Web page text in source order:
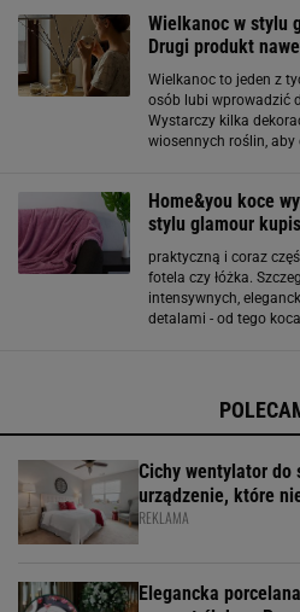
Wielkanoc w stylu
Drugi produkt
Wielkanoc to jeden z
osób lubi wprowadzić
Wystarczy kilka
wiosennych roślin, aby
Home&you koce
stylu glamour
praktyczną i coraz
fotela czy łóżka.
intensywnych,
detalami - od tego
Cichy wentylator
urządzenie, które
REKLAMA
Elegancka